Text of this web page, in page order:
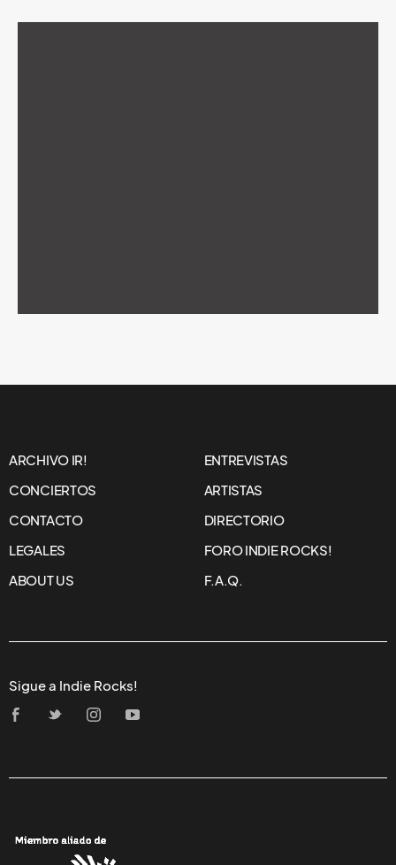
ARCHIVO IR!
ENTREVISTAS
CONCIERTOS
ARTISTAS
CONTACTO
DIRECTORIO
LEGALES
FORO INDIE ROCKS!
ABOUT US
F.A.Q.
Sigue a Indie Rocks!